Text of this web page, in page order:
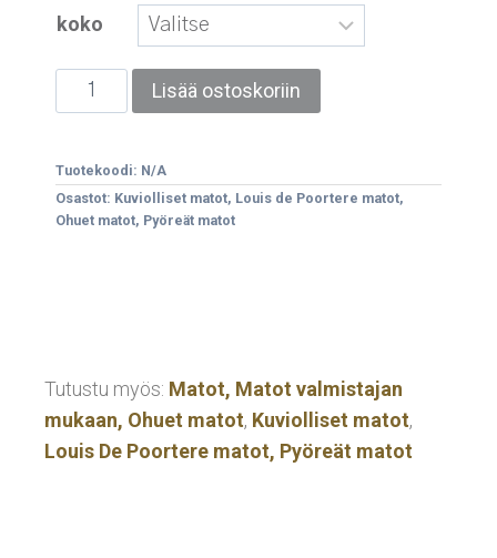
koko
Lisää ostoskoriin
Tuotekoodi: N/A
Osastot: Kuviolliset matot, Louis de Poortere matot,
Ohuet matot, Pyöreät matot
Tutustu myös: Matot, Matot valmistajan
mukaan, Ohuet matot, Kuviolliset matot,
Louis De Poortere matot, Pyöreät matot